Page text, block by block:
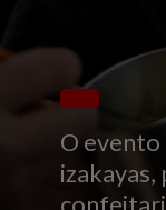
O
izakayas,